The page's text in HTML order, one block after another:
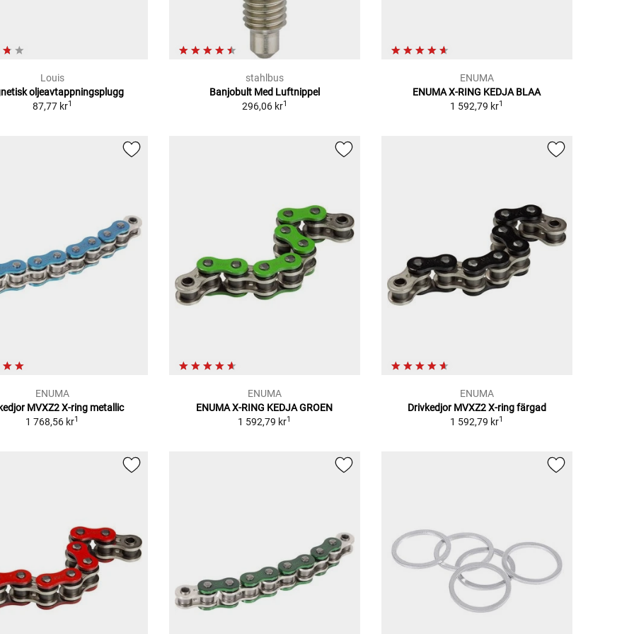
Louis
oljeavtappningsplugg
87,77 kr1
stahlbus
Banjobult Med Luftnippel
296,06 kr1
ENUMA
ENUMA X-RING KEDJA BLAA
1 592,79 kr1
ENUMA
MVXZ2 X-ring metallic
1 768,56 kr1
ENUMA
ENUMA X-RING KEDJA GROEN
1 592,79 kr1
ENUMA
Drivkedjor MVXZ2 X-ring färgad
1 592,79 kr1